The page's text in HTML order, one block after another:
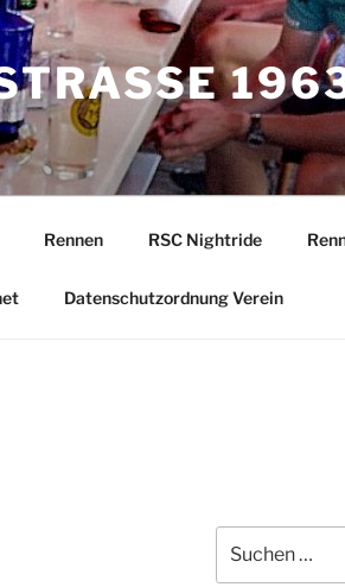
1963
Rennen RSC Nightride
Datenschutzordnung Verein
nach: